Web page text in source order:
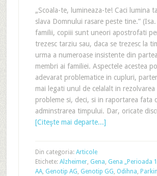
„Scoala-te, lumineaza-te! Caci lumina
slava Domnului rasare peste tine.”
familii, copiii sunt uneori apostrofati
trezesc tarziu sau, daca se trezesc la
urma a numeroase insistente din
membri ai familiei. Aspectele acestea
adevarat problematice in cupluri,
mai legati unul de celalalt in
probleme si, deci, si in raportarea fata
adminstrarea timpului. Dar, oricate
[Citeşte mai departe...]
Din categoria: Articole
Etichete: Alzheimer, Gena, Gena „Perioada
AA, Genotip AG, Genotip GG, Odihna,